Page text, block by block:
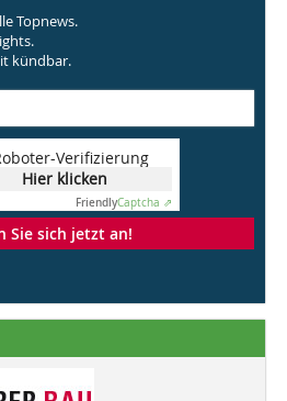
Topnews.
kündbar.
Verifizierung
Hier klicken
FriendlyCaptcha ⇗
Sie sich jetzt an!